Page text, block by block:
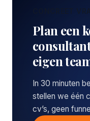
CONCREET
Plan een
eigen
In 30 minuten
stellen we één
cv’s, geen